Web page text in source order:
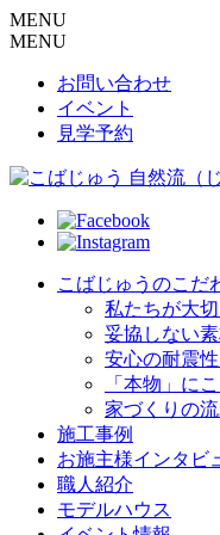
MENU
MENU
お問い合わせ
イベント
見学予約
こばじゅうのこだ
私たちが大
妥協しない
安心の耐震
「本物」に
家づくりの
施工事例
お施主様インタビ
職人紹介
モデルハウス